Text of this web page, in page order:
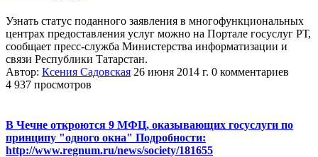
Узнать статус поданного заявления в многофункциональных
центрах предоставления услуг можно на Портале госуслуг РТ,
сообщает пресс-служба Министерства информатизации и
связи Республики Татарстан.
Автор: Ксения Садовская 26 июня 2014 г. 0 комментариев
4 937 просмотров
В Чечне откроются 9 МФЦ, оказывающих госуслуги по
принципу "одного окна" Подробности:
http://www.regnum.ru/news/society/181655